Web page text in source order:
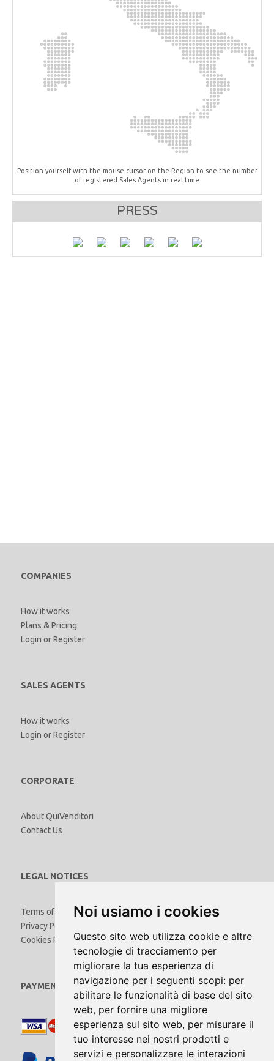
Noi usiamo i cookies
Questo sito web utilizza cookie e altre
tecnologie di tracciamento per
migliorare la tua esperienza di
navigazione per i seguenti scopi: per
abilitare le funzionalità di base del sito
web, per fornire una migliore
esperienza sul sito web, per misurare il
tuo interesse nei nostri prodotti e
servizi e personalizzare le interazioni
Position yourself with the mouse cursor on the Region to see the number
of registered Sales Agents in real time
PRESS
COMPANIES
How it works
Plans & Pricing
Login orRegister
SALES AGENTS
How it works
Login orRegister
CORPORATE
About QuiVenditori
Contact Us
LEGAL NOTICES
Terms of Use
Privacy Policy
Cookies Policy
PAYMENTS